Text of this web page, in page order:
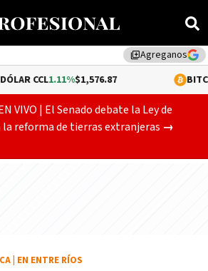
library_addAgreganos
$1,576.87 -0.17%
VIVO | El Senado debate la Ley de
la reforma de tierras extranjeras →
EN ENTRE RÍOS